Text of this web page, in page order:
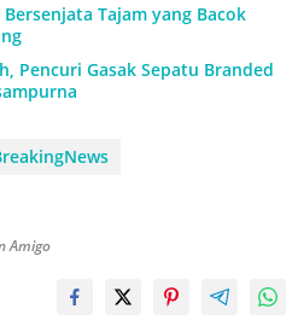
Tajam yang Bacok
Pencuri Gasak Sepatu Branded
Amigo